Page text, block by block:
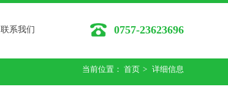
联系我们 0757-23623696
当前位置： 首页 > 详细信息